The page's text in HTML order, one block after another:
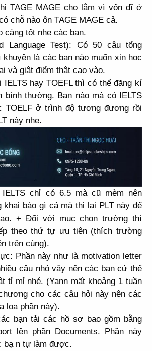
TAGE MAGE cho lắm vì vốn dĩ ở
chỗ nào ôn TAGE MAGE cả.
càng tốt nhe các bạn.
Language Test): Có 50 câu tổng
là các bạn nào muốn xin học
và giật điểm thật cao vào.
IELTS hay TOEFL thì có thể đăng kí
bình thường. Bạn nào mà có IELTS
TOELF ở trình độ tương đương rồi
này nhe.
chỉ có 6.5 mà cũ mèm nên
khai báo gì cả mà thi lại PLT này để
+ Đối với mục chọn trường thì
theo thứ tự ưu tiên (thích trường
trên cùng).
Phần này như là motivation letter
câu nhỏ vậy nên các bạn cứ thế
tỉ mỉ nhé. (Yann mất khoảng 1 tuần
cho các câu hỏi này nên các
loa phần này).
bạn tải các hồ sơ bao gồm bằng
lên phần Documents. Phần này
bạ n tự làm được.